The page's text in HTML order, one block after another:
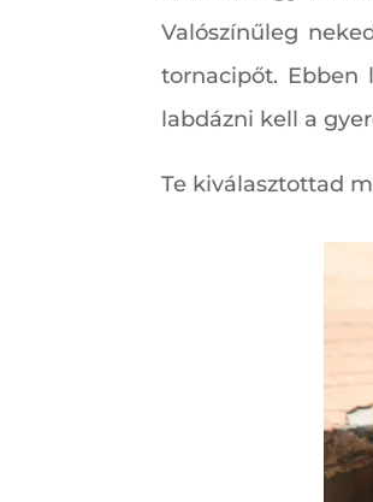
Valószínűleg
tornacipőt. Ebben
labdázni kell a
Te kiválasztottad